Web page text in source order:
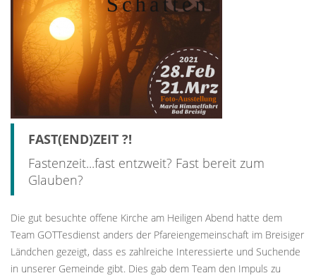
FAST(END)ZEIT ?!
Fastenzeit...fast entzweit? Fast bereit zum
Glauben?
Die gut besuchte offene Kirche am Heiligen Abend hatte dem
Team GOTTesdienst anders der Pfareiengemeinschaft im Breisiger
Ländchen gezeigt, dass es zahlreiche Interessierte und Suchende
in unserer Gemeinde gibt. Dies gab dem Team den Impuls zu